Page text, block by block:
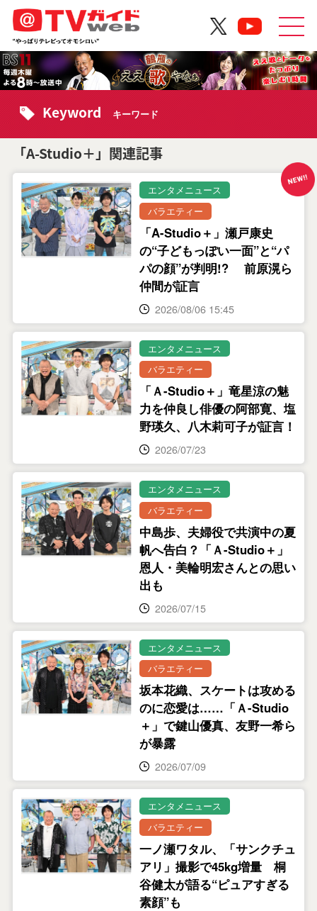
Keyword キーワード
「A-Studio＋」関連記事
エンタメニュース
バラエティー
「A-Studio＋」瀬戸康史
の“子どもっぽい一面”と“パ
パの顔”が判明!? 前原滉ら
仲間が証言
2026/08/06 15:45
エンタメニュース
バラエティー
「Ａ-Studio＋」竜星涼の魅
力を仲良し俳優の阿部寛、塩
野瑛久、八木莉可子が証言！
2026/07/23
エンタメニュース
バラエティー
中島歩、夫婦役で共演中の夏
帆へ告白？「Ａ-Studio＋」
恩人・美輪明宏さんとの思い
出も
2026/07/15
エンタメニュース
バラエティー
坂本花織、スケートは攻める
のに恋愛は……「Ａ-Studio
＋」で鍵山優真、友野一希ら
が暴露
2026/07/09
エンタメニュース
バラエティー
一ノ瀬ワタル、「サンクチュ
アリ」撮影で45kg増量 桐
谷健太が語る“ピュアすぎる
素顔”も